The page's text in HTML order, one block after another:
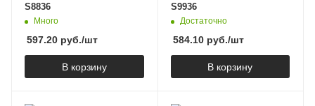
S8836
Много
597.20 руб./шт
В корзину
S9936
Достаточно
584.10руб./шт
В корзину